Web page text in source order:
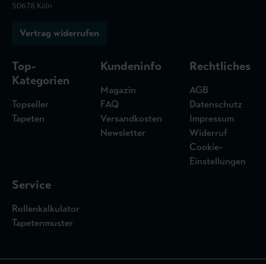
50678 Köln
Vertrag widerrufen
Top-
Kategorien
Topseller
Tapeten
Kundeninfo
Magazin
FAQ
Versandkosten
Newsletter
Rechtliches
AGB
Datenschutz
Impressum
Widerruf
Cookie-
Einstellungen
Service
Rollenkalkulator
Tapetenmuster